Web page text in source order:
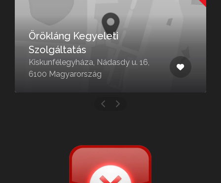
Örökláng Kegyeleti
Szolgáltatás
Kiskunfélegyháza, Nádasdy u. 16,
6100 Magyarország